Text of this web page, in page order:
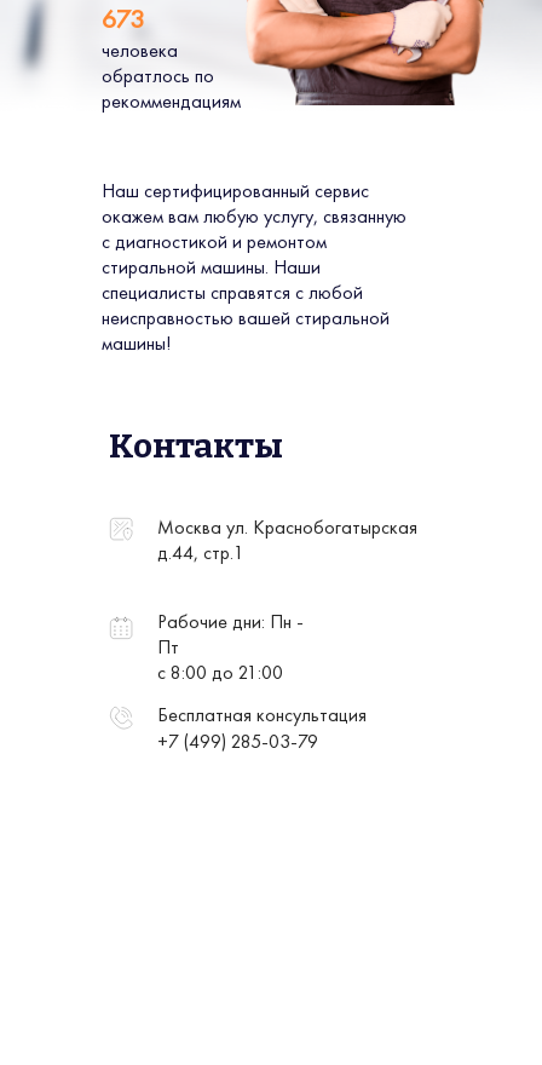
Наш сертифицированный сервис
окажем вам любую услугу, связанную
с диагностикой и ремонтом
стиральной машины. Наши
специалисты справятся с любой
неисправностью вашей стиральной
машины!
человека
обратлось по
рекоммендациям
673
Контакты
Москва ул. Краснобогатырская
д.44, стр.1
Рабочие дни: Пн -
Пт
с 8:00 до 21:00
Бесплатная консультация
+7 (499) 285-03-79